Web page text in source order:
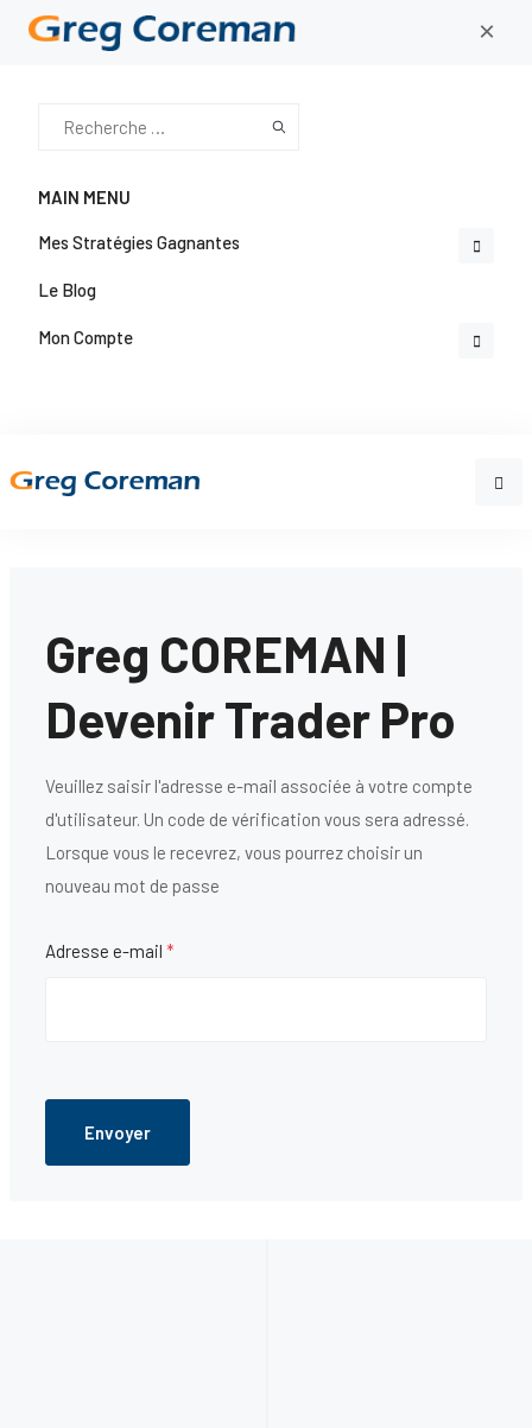
×
MAIN MENU
Mes Stratégies Gagnantes
Le Blog
Mon Compte
Greg COREMAN |
Devenir Trader Pro
Veuillez saisir l'adresse e-mail associée à votre compte
d'utilisateur. Un code de vérification vous sera adressé.
Lorsque vous le recevrez, vous pourrez choisir un
nouveau mot de passe
Adresse e-mail *
Envoyer